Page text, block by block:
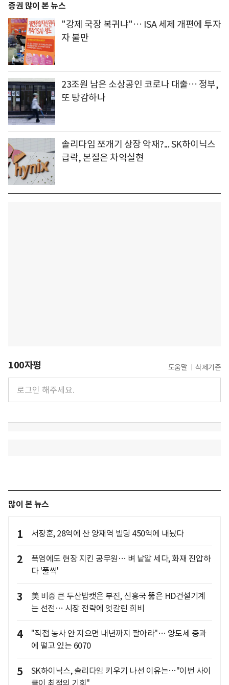
증권 많이 본 뉴스
"강제 국장 복귀냐"… ISA 세제 개편에 투자
자 불만
23조원 남은 소상공인 코로나 대출… 정부,
또 탕감하나
솔리다임 쪼개기 상장 악재?... SK하이닉스
급락, 본질은 차익실현
100자평 도움말 삭제기준
많이 본 뉴스
1 서장훈, 28억에 산 양재역 빌딩 450억에 내놨다
2
폭염에도 현장 지킨 공무원… 벼 낱알 세다, 화재 진압하
다 '풀썩'
3
美 비중 큰 두산밥캣은 부진, 신흥국 뚫은 HD건설기계
는 선전… 시장 전략에 엇갈린 희비
4
"직접 농사 안 지으면 내년까지 팔아라"… 양도세 중과
에 떨고 있는 6070
5
SK하이닉스, 솔리다임 키우기 나선 이유는…"이번 사이
클이 최적의 기회"